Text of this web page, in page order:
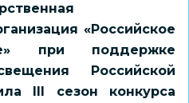
«Российское
при поддержке
Российской
III сезон конкурса